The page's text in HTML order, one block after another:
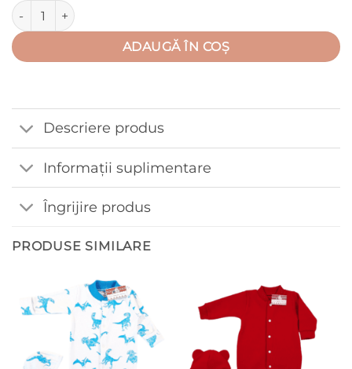
Cantitate Salopeta cu maneca lunga, botosel, plus capse in
ADAUGĂ ÎN COȘ
Descriere produs
Informații suplimentare
Îngrijire produs
PRODUSE SIMILARE